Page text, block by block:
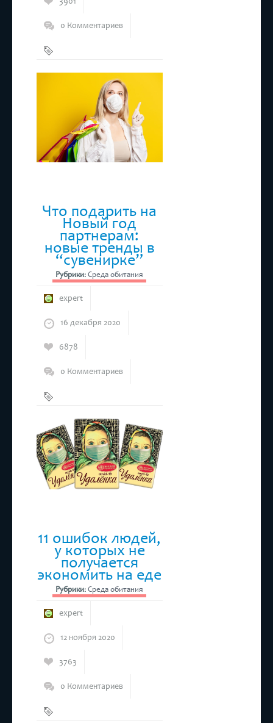
0 Комментариев
19,
Самоизоляция
Что подарить на
Новый год
партнерам:
новые тренды в
“сувенирке”
Рубрики: Среда обитания
expert
16 декабря 2020
6878
0 Комментариев
Подарки
на новый
год,
Сувениры
11 ошибок людей,
у которых не
получается
экономить на еде
Рубрики: Среда обитания
expert
12 ноября 2020
3763
0 Комментариев